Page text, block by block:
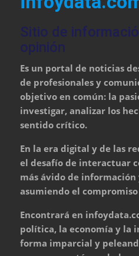
Sitio de
opinión
Es un portal de noticias
de profesionales y
objetivo en común: la
investigar, analizar los
sentido crítico.
En la era digital y de las
el desafío de interactuar
más ávido de
asumiendo el
Encontrará en
política, la economía y la
forma imparcial y